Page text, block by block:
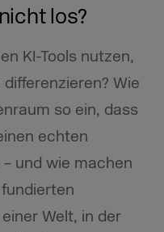
los?
KI-Tools nutzen,
Wie
so ein, dass
echten
und wie machen
Welt, in der